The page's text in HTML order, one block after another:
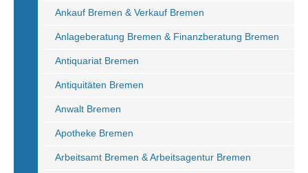
Ankauf Bremen & Verkauf Bremen
Anlageberatung Bremen & Finanzberatung Bremen
Antiquariat Bremen
Antiquitäten Bremen
Anwalt Bremen
Apotheke Bremen
Arbeitsamt Bremen & Arbeitsagentur Bremen